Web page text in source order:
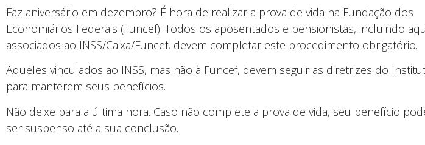
Faz aniversário em dezembro? É hora de realizar a prova de vida na Fundação dos
Economiários Federais (Funcef). Todos os aposentados e pensionistas, incluindo
associados ao INSS/Caixa/Funcef, devem completar este procedimento obrigatório.
Aqueles vinculados ao INSS, mas não à Funcef, devem seguir as diretrizes do
para manterem seus benefícios.
Não deixe para a última hora. Caso não complete a prova de vida, seu benefício
ser suspenso até a sua conclusão.